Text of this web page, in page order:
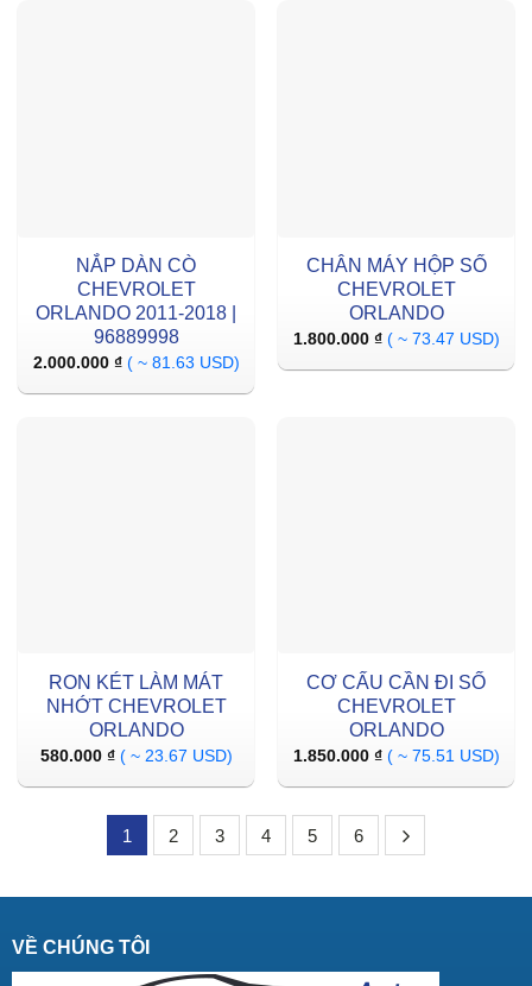
NẮP DÀN CÒ
CHEVROLET
ORLANDO 2011-2018 |
96889998
2.000.000 ₫ ( ~ 81.63 USD)
CHÂN MÁY HỘP SỐ
CHEVROLET
ORLANDO
1.800.000 ₫ ( ~ 73.47 USD)
RON KÉT LÀM MÁT
NHỚT CHEVROLET
ORLANDO
580.000 ₫ ( ~ 23.67 USD)
CƠ CẤU CẦN ĐI SỐ
CHEVROLET
ORLANDO
1.850.000 ₫ ( ~ 75.51 USD)
1 2 3 4 5 6
VỀ CHÚNG TÔI